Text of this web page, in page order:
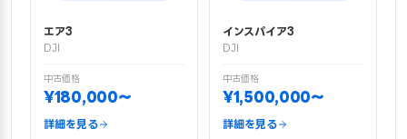
エア3
DJI
中古価格
¥180,000〜
詳細を見る
インスパイア3
DJI
中古価格
¥1,500,000〜
詳細を見る